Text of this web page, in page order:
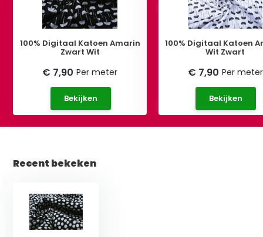
100% Digitaal Katoen Amarin
Zwart Wit
€ 7,90 Per meter
Bekijken
100% Digitaal Katoen
Wit Zwart
€ 7,90 Per meter
Bekijken
Recent bekeken